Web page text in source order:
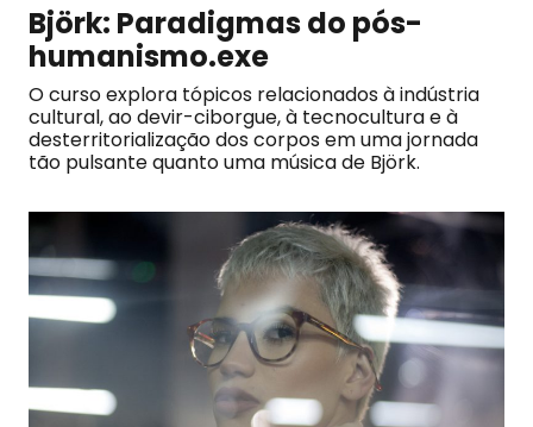
Björk: Paradigmas do pós-
humanismo.exe
O curso explora tópicos relacionados à indústria
cultural, ao devir-ciborgue, à tecnocultura e à
desterritorialização dos corpos em uma jornada
tão pulsante quanto uma música de Björk.